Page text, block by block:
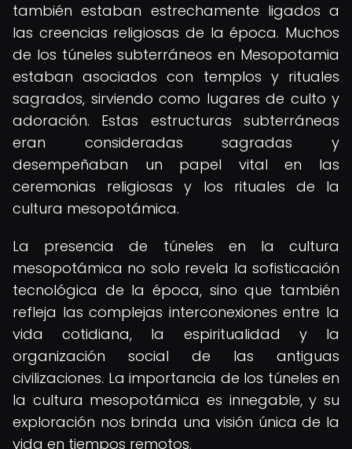
también estaban estrechamente ligados a
las creencias religiosas de la época. Muchos
de los túneles subterráneos en Mesopotamia
estaban asociados con templos y rituales
sagrados, sirviendo como lugares de culto y
adoración. Estas estructuras subterráneas
eran consideradas sagradas y
desempeñaban un papel vital en las
ceremonias religiosas y los rituales de la
cultura mesopotámica.
La presencia de túneles en la cultura
mesopotámica no solo revela la sofisticación
tecnológica de la época, sino que también
refleja las complejas interconexiones entre la
vida cotidiana, la espiritualidad y la
organización social de las antiguas
civilizaciones. La importancia de los túneles en
la cultura mesopotámica es innegable, y su
exploración nos brinda una visión única de la
vida en tiempos remotos.